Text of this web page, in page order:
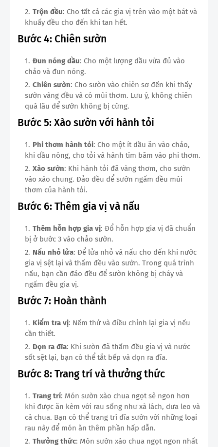
Trộn đều: Cho tất cả các gia vị trên vào một bát và
khuấy đều cho đến khi tan hết.
Bước 4: Chiên sườn
Đun nóng dầu: Cho một lượng dầu vừa đủ vào
chảo và đun nóng.
Chiên sườn: Cho sườn vào chiên sơ đến khi thấy
sườn vàng đều và có mùi thơm. Lưu ý, không chiên
quá lâu để sườn không bị cứng.
Bước 5: Xào sườn với hành tỏi
Phi thơm hành tỏi: Cho một ít dầu ăn vào chảo,
khi dầu nóng, cho tỏi và hành tím băm vào phi thơm.
Xào sườn: Khi hành tỏi đã vàng thơm, cho sườn
vào xào chung. Đảo đều để sườn ngấm đều mùi
thơm của hành tỏi.
Bước 6: Thêm gia vị và nấu
Thêm hỗn hợp gia vị: Đổ hỗn hợp gia vị đã chuẩn
bị ở bước 3 vào chảo sườn.
Nấu nhỏ lửa: Để lửa nhỏ và nấu cho đến khi nước
gia vị sệt lại và thấm đều vào sườn. Trong quá trình
nấu, bạn cần đảo đều để sườn không bị cháy và
ngấm đều gia vị.
Bước 7: Hoàn thành
Kiểm tra vị: Nếm thử và điều chỉnh lại gia vị nếu
cần thiết.
Dọn ra đĩa: Khi sườn đã thấm đều gia vị và nước
sốt sệt lại, bạn có thể tắt bếp và dọn ra đĩa.
Bước 8: Trang trí và thưởng thức
Trang trí: Món sườn xào chua ngọt sẽ ngon hơn
khi được ăn kèm với rau sống như xà lách, dưa leo và
cà chua. Bạn có thể trang trí đĩa sườn với những loại
rau này để món ăn thêm phần hấp dẫn.
Thưởng thức: Món sườn xào chua ngọt ngon nhất